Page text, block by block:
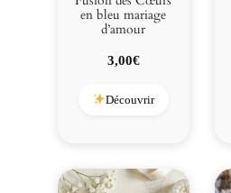
en bleu mariage
d’amour
3,00€
Découvrir